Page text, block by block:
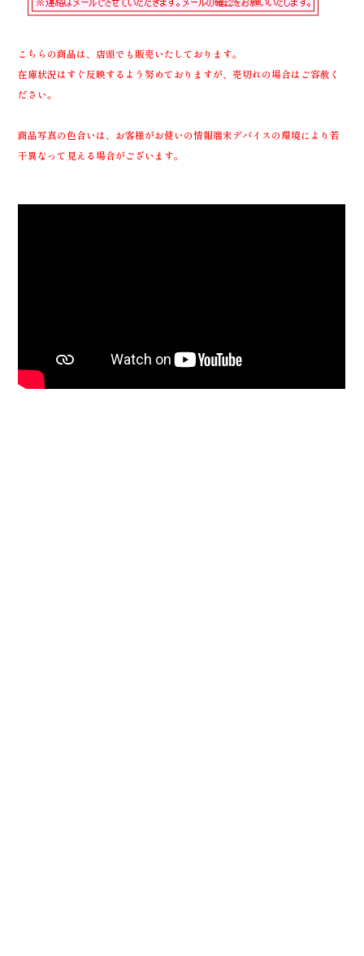
こちらの商品は、店頭でも販売いたしております。
在庫状況はすぐ反映するよう努めておりますが、売切れの場合はご容赦く
ださい。
商品写真の色合いは、お客様がお使いの情報端末デバイスの環境により若
干異なって見える場合がございます。